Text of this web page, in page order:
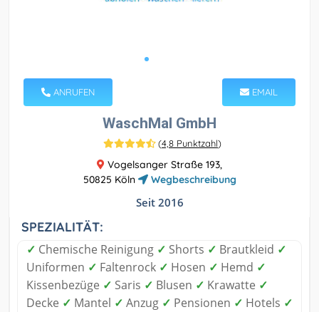
ANRUFEN EMAIL
WaschMal GmbH
(4,8 Punktzahl)
Vogelsanger Straße 193,
50825 Köln
Wegbeschreibung
Seit 2016
SPEZIALITÄT:
✓ Chemische Reinigung ✓ Shorts ✓ Brautkleid ✓
Uniformen ✓ Faltenrock ✓ Hosen ✓ Hemd ✓
Kissenbezüge ✓ Saris ✓ Blusen ✓ Krawatte ✓
Decke ✓ Mantel ✓ Anzug ✓ Pensionen ✓ Hotels ✓